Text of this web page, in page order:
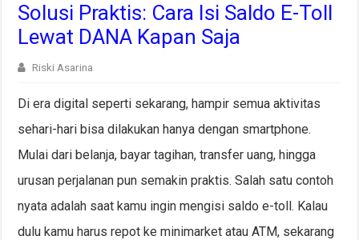
Solusi Praktis: Cara Isi Saldo E-Toll
Lewat DANA Kapan Saja
Riski Asarina
Di era digital seperti sekarang, hampir semua aktivitas
sehari-hari bisa dilakukan hanya dengan smartphone.
Mulai dari belanja, bayar tagihan, transfer uang, hingga
urusan perjalanan pun semakin praktis. Salah satu contoh
nyata adalah saat kamu ingin mengisi saldo e-toll. Kalau
dulu kamu harus repot ke minimarket atau ATM, sekarang